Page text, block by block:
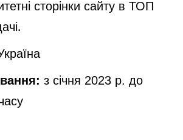
сторінки сайту в ТОП
.
з січня 2023 р. до